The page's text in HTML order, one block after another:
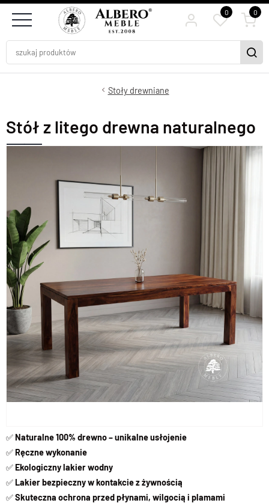
0 0
Stoły drewniane
Stół z litego drewna naturalnego
✅Naturalne 100% drewno – unikalne usłojenie
✅Ręczne wykonanie
✅Ekologiczny lakier wodny
✅Lakier bezpieczny w kontakcie z żywnością
✅Skuteczna ochrona przed płynami, wilgocią i plamami